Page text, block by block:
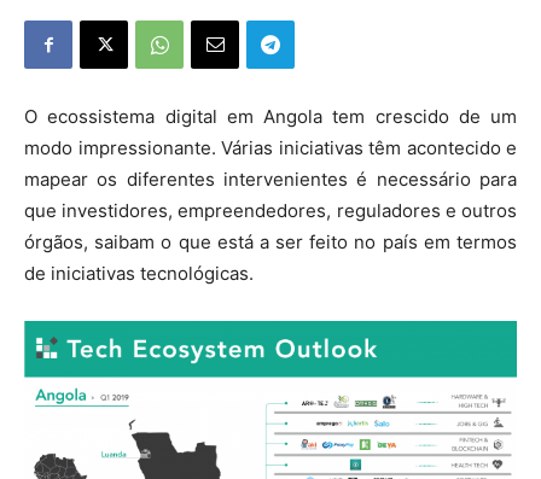
O ecossistema digital em Angola tem crescido de um
modo impressionante. Várias iniciativas têm acontecido e
mapear os diferentes intervenientes é necessário para
que investidores, empreendedores, reguladores e outros
órgãos, saibam o que está a ser feito no país em termos
de iniciativas tecnológicas.